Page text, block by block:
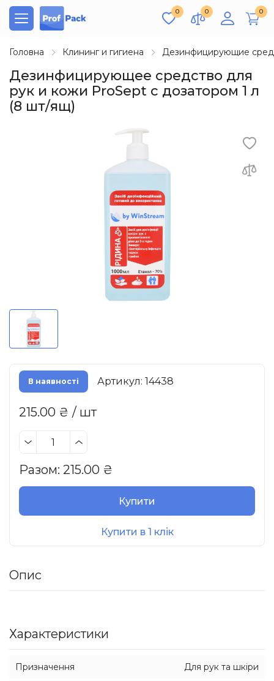
0 0 0
Головна Клининг и гигиена Дезинфицирующие
Дезинфицирующее средство для
рук и кожи ProSept с дозатором 1 л
(8 шт/ящ)
В наявності Артикул: 14438
215.00 ₴ / шт
Разом: 215.00 ₴
Купити
Купити в 1 клік
Опис
Характеристики
Призначення Для рук та шкіри